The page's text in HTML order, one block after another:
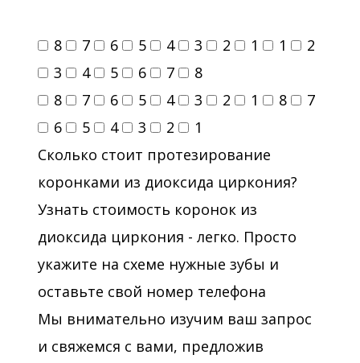
8 7 6 5 4 3 2 1 1
2
3
4 5 6 7
8
8
7 6 5 4 3 2 1 8
7
6
5 4 3 2
1
Сколько стоит протезирование
коронками из диоксида циркония?
Узнать стоимость коронок из
диоксида циркония - легко. Просто
укажите на схеме нужные зубы и
оставьте свой номер телефона
Мы внимательно изучим ваш запрос
и свяжемся с вами, предложив